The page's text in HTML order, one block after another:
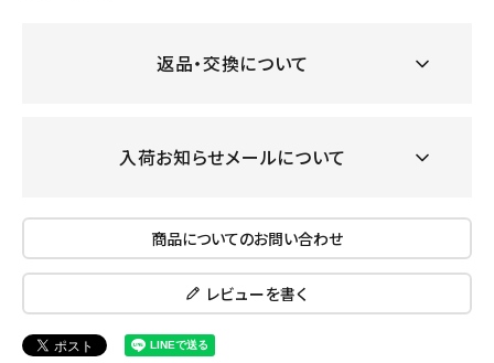
返品・交換について
入荷お知らせメールについて
商品についてのお問い合わせ
レビューを書く